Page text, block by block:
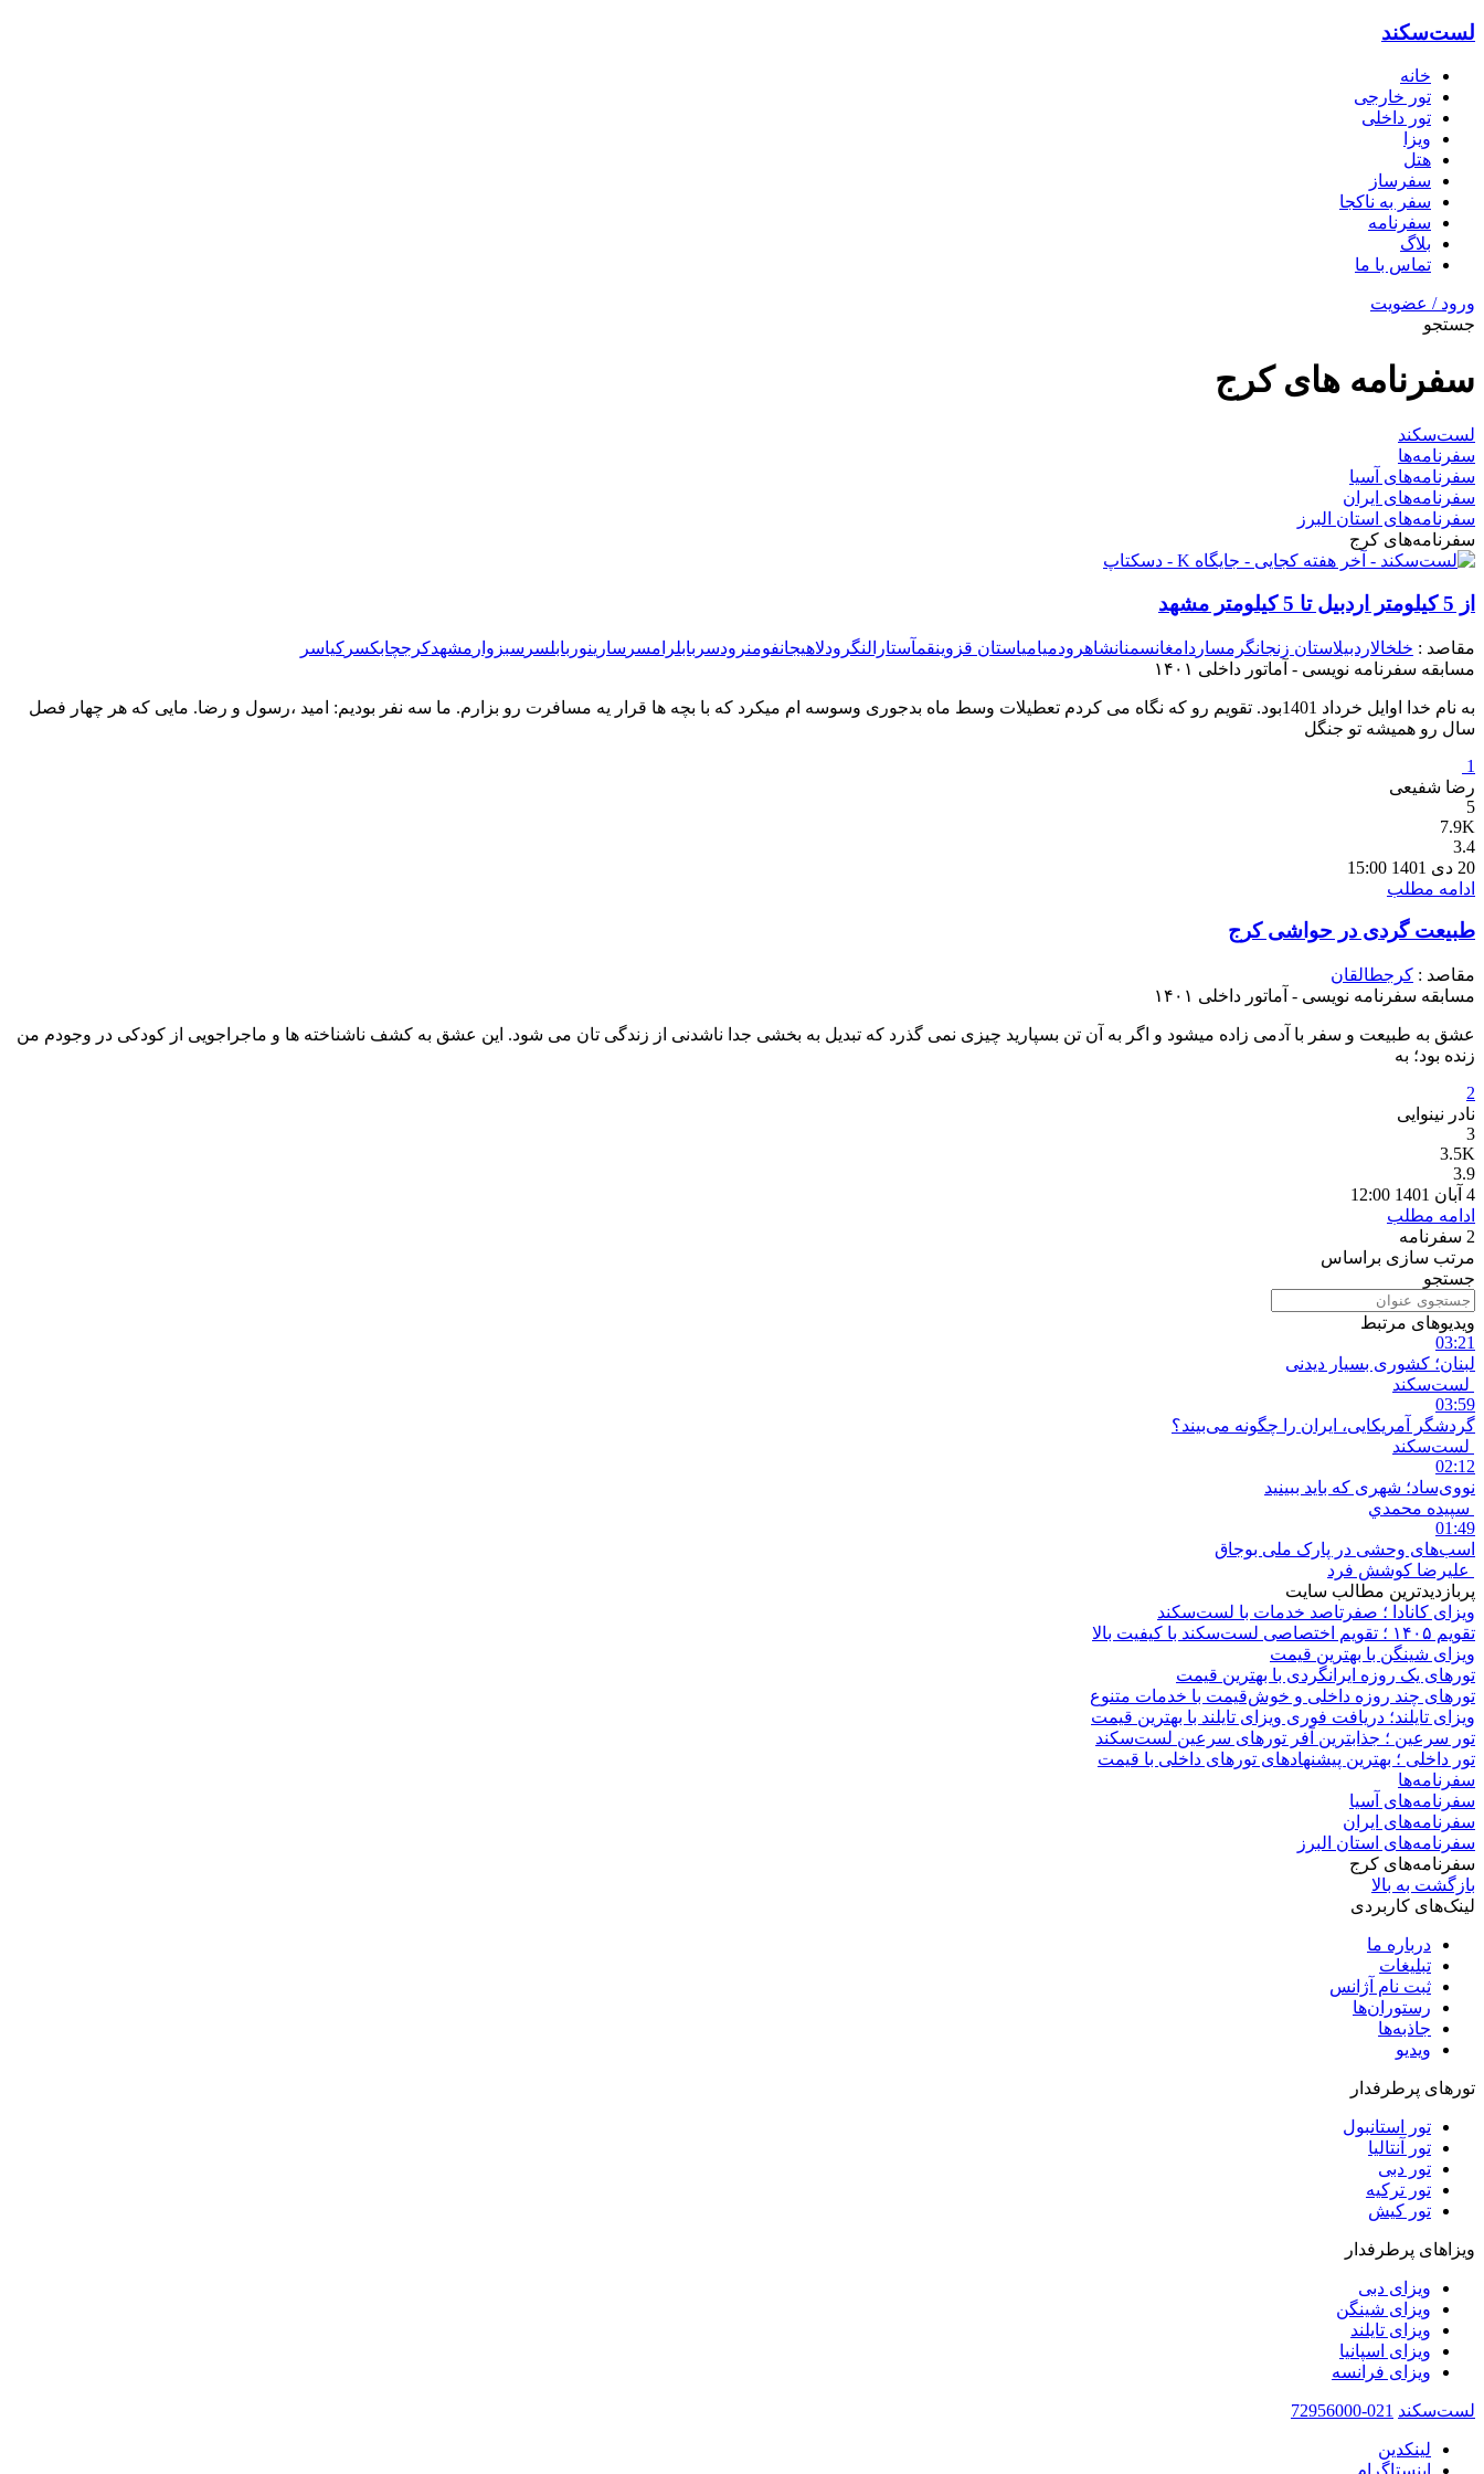
لست‌سکند
خانه
تور خارجی
تور داخلی
ویزا
هتل‌
سفرساز
سفر به ناکجا
سفرنامه
بلاگ
تماس با ما
ورود / عضویت
جستجو
سفرنامه های کرج
لست‌سکند
سفرنامه‌ها
سفرنامه‌های آسیا
سفرنامه‌های ایران
سفرنامه‌های استان البرز
سفرنامه‌های کرج
از 5 کیلومتر اردبیل تا 5 کیلومتر مشهد
مقاصد : خلخالاردبیلاستان زنجانگرمسار دامغانسمنانشاهرودمیامیاستان قزوینقمآستارا لنگرودلاهیجانفومنرودسر بابلرامسر سارینور بابلسر سبزوار مشهدکرجچابکسر کیاسر
مسابقه سفرنامه نویسی - آماتور داخلی ۱۴۰۱
به نام خدا اوایل خرداد 1401بود. تقویم رو که نگاه می کردم تعطیلات وسط ماه بدجوری وسوسه ام میکرد که با بچه ها قرار یه مسافرت رو بزارم. ما سه نفر بودیم: امید ،رسول و رضا. مایی که هر چهار فصل
سال رو همیشه تو جنگل
1
رضا شفیعی
5
7.9K
3.4
20 دی 1401 15:00
ادامه مطلب
طبیعت گردی در حواشی کرج
مقاصد : کرجطالقان
مسابقه سفرنامه نویسی - آماتور داخلی ۱۴۰۱
عشق به طبیعت و سفر با آدمی زاده می­شود و اگر به آن تن بسپارید چیزی نمی ­گذرد که تبدیل به بخشی جدا ناشدنی از زندگی تان می ­شود. این عشق به کشف ناشناخته­ ها و ماجراجویی از کودکی در وجودم من
زنده بود؛ به
2
نادر نینوایی
3
3.5K
3.9
4 آبان 1401 12:00
ادامه مطلب
2 سفرنامه
مرتب سازی براساس
جستجو
ویدیوهای مرتبط
03:21
لبنان؛ کشوری بسیار دیدنی
لست‌سکند
03:59
گردشگر آمریکایی، ایران را چگونه می‌بیند؟
لست‌سکند
02:12
نووی‌ساد؛ شهری که باید ببینید
سپيده محمدي
01:49
اسب‌های وحشی در پارک ملی بوجاق
علیرضا کوشش فرد
پربازدیدترین مطالب سایت
ویزای کانادا ؛ صفرتاصد خدمات با لست‌سکند
تقویم ۱۴۰۵ ؛ تقویم اختصاصی لست‌سکند با کیفیت بالا
ویزای شینگن با بهترین قیمت
تورهای یک روزه ایرانگردی با بهترین قیمت
تورهای چند روزه داخلی و خوش‌قیمت با خدمات متنوع
ویزای تایلند؛ دریافت فوری ویزای تایلند با بهترین قیمت
تور سرعین ؛ جذابترین آفر تورهای سرعین لست‌سکند
تور داخلی ؛ بهترین پیشنهادهای تورهای داخلی با قیمت
سفرنامه‌ها
سفرنامه‌های آسیا
سفرنامه‌های ایران
سفرنامه‌های استان البرز
سفرنامه‌های کرج
بازگشت به بالا
لینک‌های کاربردی
درباره ما
تبلیغات
ثبت نام آژانس
رستوران‌ها
جاذبه‌ها
ویدیو‌
تورهای پرطرفدار
تور استانبول
تور آنتالیا
تور دبی
تور ترکیه
تور کیش
ویزاهای پرطرفدار
ویزای دبی
ویزای شینگن
ویزای تایلند
ویزای اسپانیا
ویزای فرانسه
لست‌سکند 021-72956000
لینکدین